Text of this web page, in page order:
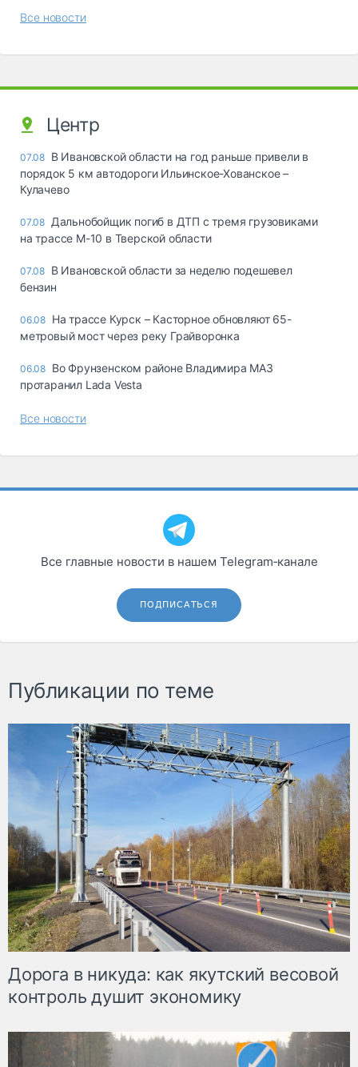
Все новости
Центр
07.08 В Ивановской области на год раньше привели в
порядок 5 км автодороги Ильинское-Хованское –
Кулачево
07.08 Дальнобойщик погиб в ДТП с тремя грузовиками
на трассе М-10 в Тверской области
07.08 В Ивановской области за неделю подешевел
бензин
06.08 На трассе Курск – Касторное обновляют 65-
метровый мост через реку Грайворонка
06.08 Во Фрунзенском районе Владимира МАЗ
протаранил Lada Vesta
Все новости
Все главные новости в нашем Telegram‑канале
ПОДПИСАТЬСЯ
Публикации по теме
Дорога в никуда: как якутский весовой
контроль душит экономику